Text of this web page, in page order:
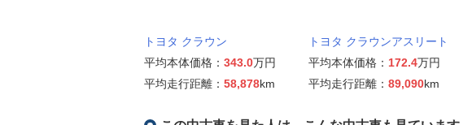
トヨタ クラウン
平均本体価格： 343.0万円
平均走行距離： 58,878km
トヨタ クラウンアスリート
平均本体価格： 172.4万円
平均走行距離： 89,090km